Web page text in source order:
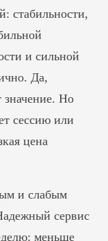
стабильности,
и сильной
Да,
Но
сессию или
цена
и слабым
сервис
меньше